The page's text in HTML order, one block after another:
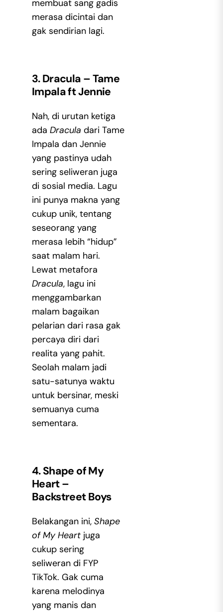
membuat sang gadis
merasa dicintai dan
gak sendirian lagi.
3. Dracula – Tame
Impala ft Jennie
Nah, di urutan ketiga
ada Dracula dari Tame
Impala dan Jennie
yang pastinya udah
sering seliweran juga
di sosial media. Lagu
ini punya makna yang
cukup unik, tentang
seseorang yang
merasa lebih “hidup”
saat malam hari.
Lewat metafora
Dracula, lagu ini
menggambarkan
malam bagaikan
pelarian dari rasa gak
percaya diri dari
realita yang pahit.
Seolah malam jadi
satu-satunya waktu
untuk bersinar, meski
semuanya cuma
sementara.
4. Shape of My
Heart –
Backstreet Boys
Belakangan ini, Shape
of My Heartjuga
cukup sering
seliweran di FYP
TikTok. Gak cuma
karena melodinya
yang manis dan